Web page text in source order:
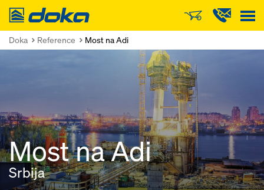
Doka
Doka Reference Most na Adi
Most na Adi
Srbija